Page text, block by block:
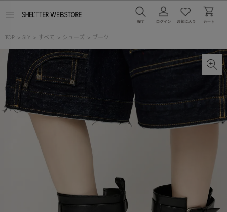
ー
を
開
く
TOP > SLY > すべて > シューズ > ブーツ